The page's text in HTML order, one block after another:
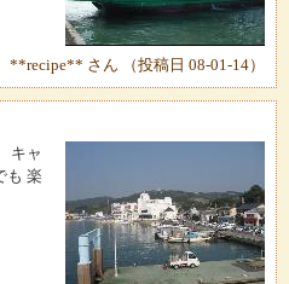
**recipe** さん （投稿日 08-01-14）
キャ
も 楽